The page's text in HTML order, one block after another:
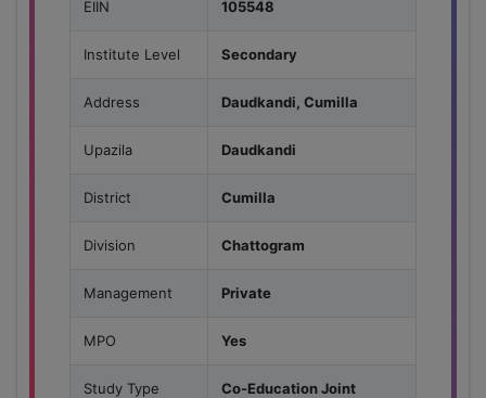
EIIN 105548
Institute Level Secondary
Address Daudkandi, Cumilla
Upazila Daudkandi
District Cumilla
Division Chattogram
Management Private
MPO Yes
Study Type Co-Education Joint